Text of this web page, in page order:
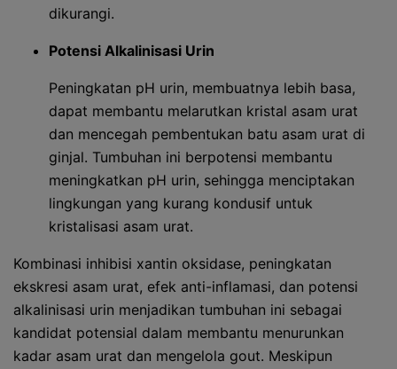
dikurangi.
Potensi Alkalinisasi Urin
Peningkatan pH urin, membuatnya lebih basa,
dapat membantu melarutkan kristal asam urat
dan mencegah pembentukan batu asam urat di
ginjal. Tumbuhan ini berpotensi membantu
meningkatkan pH urin, sehingga menciptakan
lingkungan yang kurang kondusif untuk
kristalisasi asam urat.
Kombinasi inhibisi xantin oksidase, peningkatan
ekskresi asam urat, efek anti-inflamasi, dan potensi
alkalinisasi urin menjadikan tumbuhan ini sebagai
kandidat potensial dalam membantu menurunkan
kadar asam urat dan mengelola gout. Meskipun